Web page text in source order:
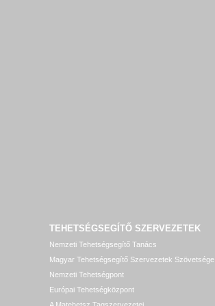
TEHETSÉGSEGÍTŐ SZERVEZETEK
Nemzeti Tehetségsegítő Tanács
Magyar Tehetségsegítő Szervezetek Szövetsége
Nemzeti Tehetségpont
Európai Tehetségközpont